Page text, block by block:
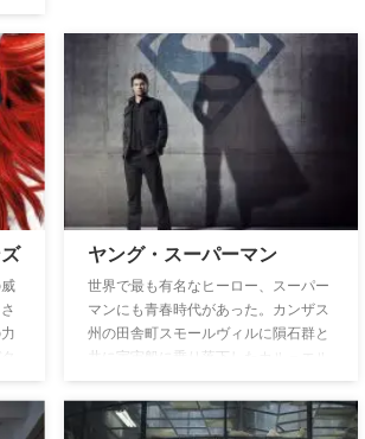
ヤング・スーパーマン
世界で最も有名なヒーロー、スーパー
マンにも青春時代があった。カンザス
州の田舎町スモールヴィルに隕石群と
共に宇宙船に乗り落下したカル＝エル
青年へと成長していた。彼は自らに備
わったスーパーパワーを隠しながら